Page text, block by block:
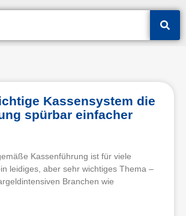
Kassensystem die
spürbar einfacher
Kassenführung ist für viele
leidiges, aber sehr wichtiges Thema –
Branchen wie